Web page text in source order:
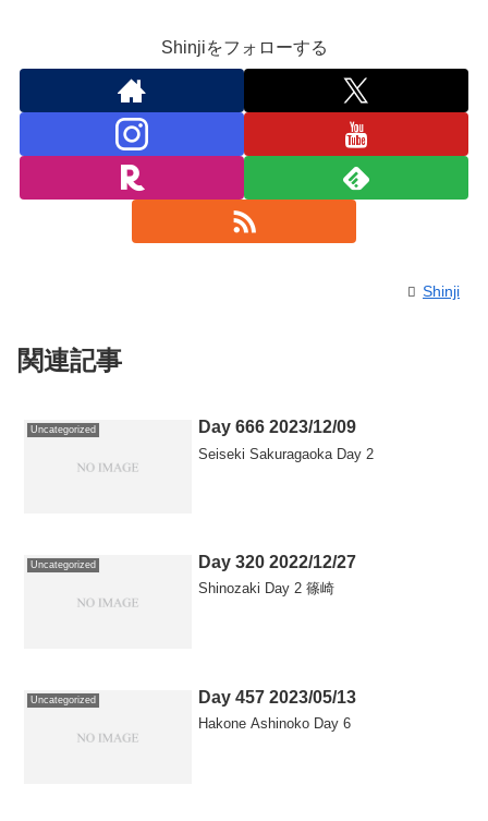
Shinjiをフォローする
Shinji
関連記事
Uncategorized Day 666 2023/12/09
Seiseki Sakuragaoka Day 2
Uncategorized Day 320 2022/12/27
Shinozaki Day 2 篠崎
Uncategorized Day 457 2023/05/13
Hakone Ashinoko Day 6